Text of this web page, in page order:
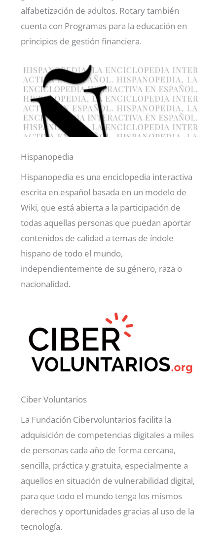
alfabetización de adultos. Rotary también
cuenta con Programas para la educación en
principios de gestión financiera.
Hispanopedia
Hispanopedia es una enciclopedia interactiva
escrita en español basada en un modelo de
Wiki, que está abierta a la participación de
todas aquellas personas que puedan aportar
contenidos de calidad a temas de índole
hispano de todo el mundo,
independientemente de su género, raza o
nacionalidad.
Ciber Voluntarios
La Fundación Cibervoluntarios facilita la
adquisición de competencias digitales a miles
de personas cada año de forma cercana,
sencilla, práctica y gratuita, especialmente a
aquellos en situación de vulnerabilidad digital,
para que todo el mundo tenga los mismos
derechos y oportunidades gracias al uso de la
tecnología.